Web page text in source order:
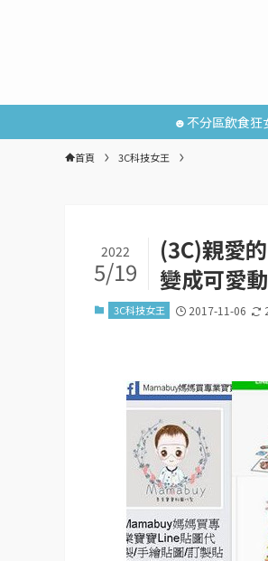
☻不分區飲食狂
首頁 3C科技女王
(3C)親愛
變成可愛
2022
5/19
3C科技女王 2017-11-06